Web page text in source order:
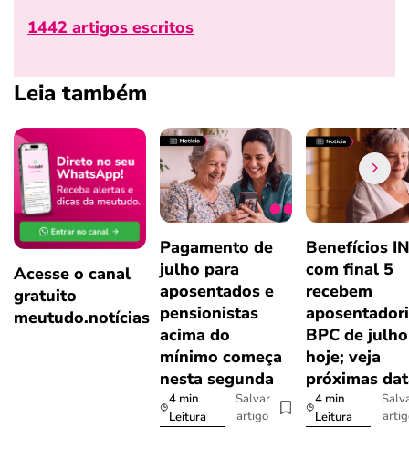
1442 artigos escritos
Leia também
Acesse o canal
gratuito
meutudo.notícias
Pagamento de
julho para
aposentados e
pensionistas
acima do
mínimo começa
nesta segunda
4 min
Leitura
Salvar
artigo
Benefícios
com final 5
recebem
BPC de julho
hoje; veja
próximas
4 min
Leitura